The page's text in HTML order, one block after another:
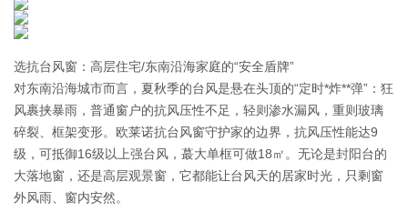
选抗台风窗：高层住宅/东南沿海家庭的“安全盾牌”
对东南沿海城市而言，夏秋季的台风是悬在头顶的“定时*炸**弹”：狂
风裹挟暴雨，普通窗户的抗风压性不足，轻则渗水漏风，重则玻璃
碎裂、框架变形。欧莱诺抗台风窗守护家的边界，抗风压性能达9
级，可抵御16级以上强台风，蕞大单框可做18㎡。无论是封阳台的
大落地窗，还是高层观景窗，它都能让台风天的居家时光，只剩窗
外风雨、窗内安然。